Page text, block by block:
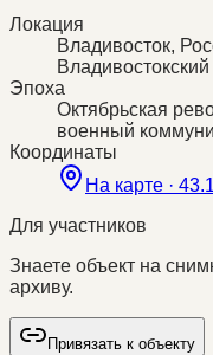
Локация
Владивосток,
Эпоха
Октябрьская
военный
Координаты
На карте ·
Для участников
Знаете объект на
архиву.
Привязать к объекту